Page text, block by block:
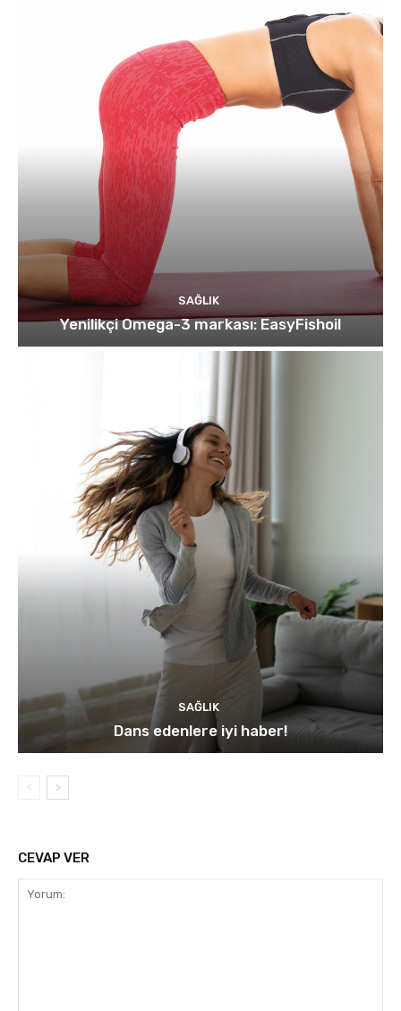
SAĞLIK
Yenilikçi Omega-3 markası: EasyFishoil
SAĞLIK
Dans edenlere iyi haber!
CEVAP VER